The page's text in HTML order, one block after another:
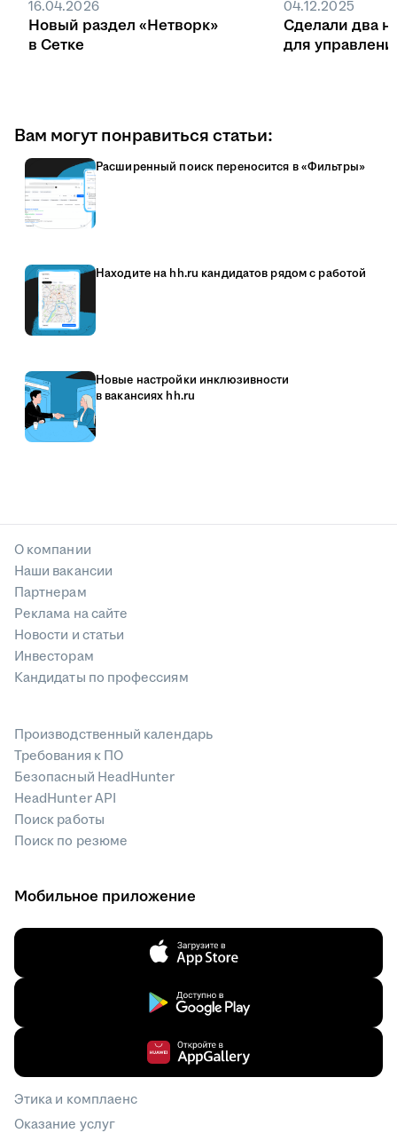
16.04.2026
Новый раздел «Нетворк»
в Сетке
04.12.2025
Сделали два
для
Вам могут понравиться статьи:
Расширенный поиск переносится в «Фильтры»
Находите на hh.ru кандидатов рядом с работой
Новые настройки инклюзивности
в вакансиях hh.ru
О компании
Наши вакансии
Партнерам
Реклама на сайте
Новости и статьи
Инвесторам
Кандидаты по профессиям
Производственный календарь
Требования к ПО
Безопасный HeadHunter
HeadHunter API
Поиск работы
Поиск по резюме
Мобильное приложение
Этика и комплаенс
Оказание услуг